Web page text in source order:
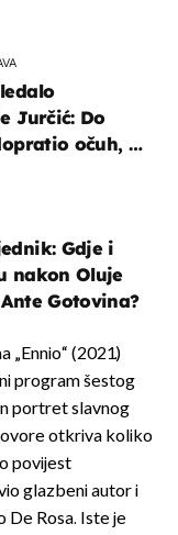
Jurčić: Do
očuh, a
Gdje i
nakon Oluje
Gotovina?
(2021.)
program šestog
portret slavnog
otkriva koliko
povijest
glazbeni autor i
De Rosa. Iste je